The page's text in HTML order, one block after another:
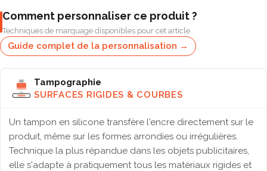
Comment personnaliser ce produit ?
Techniques de marquage disponibles pour cet article
Guide complet de la personnalisation →
Tampographie
SURFACES RIGIDES & COURBES
Un tampon en silicone transfère l'encre directement sur le
produit, même sur les formes arrondies ou irrégulières.
Technique la plus répandue dans les objets publicitaires,
elle s'adapte à pratiquement tous les matériaux rigides et